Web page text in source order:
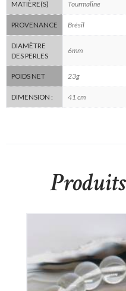
MATIÈRE(S) Tourmaline
PROVENANCE Brésil
DIAMÈTRE
DES PERLES
6mm
POIDS NET 23g
DIMENSION : 41 cm